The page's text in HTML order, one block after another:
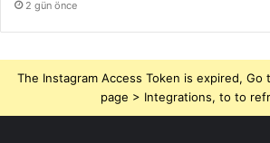
2 gün önce
The Instagram Access Token is expired,
page > Integrations, to to